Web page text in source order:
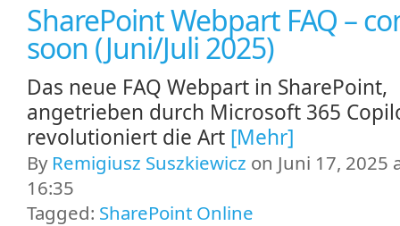
SharePoint Webpart FAQ –
soon (Juni/Juli 2025)
Das neue FAQ Webpart in SharePoint,
angetrieben durch Microsoft 365
revolutioniert die Art [Mehr]
By Remigiusz Suszkiewicz on Juni 17, 2025
16:35
Tagged: SharePoint Online